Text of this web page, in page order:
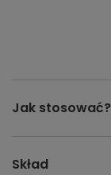
Jak stosować?
Skład